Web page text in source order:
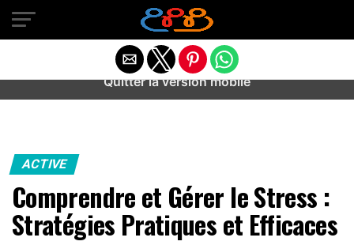
Warning
: preg_match(): Unknown modifier '/' in
/home/u589487443/domains/aideanxietestress.fr/
content/plugins/idev-post-views/includes/class-bots.php
ACTIVE
Comprendre et Gérer le Stress :
Stratégies Pratiques et Efficaces
Quitter la version mobile